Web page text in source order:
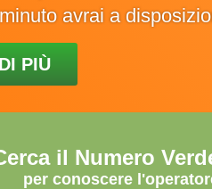
avrai a
PIÙ
il Numero
per conoscere